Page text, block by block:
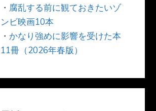
・ 腐乱する前に観ておきたいゾ
ンビ映画10本
・ かなり強めに影響を受けた本
11冊（2026年春版）